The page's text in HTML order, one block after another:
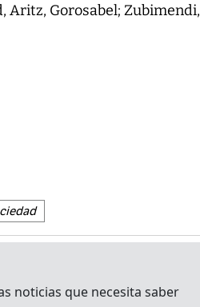
Aritz, Gorosabel; Zubimendi,